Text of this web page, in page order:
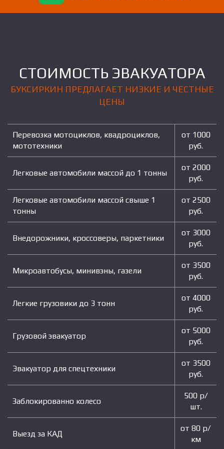
СТОИМОСТЬ ЭВАКУАТОРА
БУКСИРКИН ПРЕДЛАГАЕТ НИЗКИЕ И ЧЕСТНЫЕ
ЦЕНЫ
Перевозка мотоциклов, квадроциклов,
мототехники
от 1000
руб.
Легковые автомобили массой до 1 тонны
от 2000
руб.
Легковые автомобили массой свыше 1
тонны
от 2500
руб.
Внедорожники, кроссоверы, паркетники
от 3000
руб.
Микроавтобусы, минивэны, газели
от 3500
руб.
Легкие грузовики до 3 тонн
от 4000
руб.
Грузовой эвакуатор
от 5000
руб.
Эвакуатор для спецтехники
от 3500
руб.
Заблокированно колесо
500 р/
шт.
Выезд за КАД
от 80 р/
км